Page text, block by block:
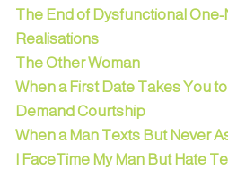
The End of Dysfunctional
Realisations
The Other Woman
When a First Date Takes You to
Demand Courtship
When a Man Texts But Never
I FaceTime My Man But Hate